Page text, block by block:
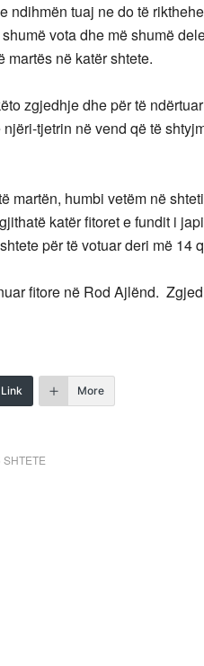
ndihmën tuaj ne do të
vota dhe më shumë
martës në katër shtete.
zgjedhje dhe për të
tjetrin në vend që të
martën, humbi vetëm në
katër fitoret e fundit i
për të votuar deri më 14
fitore në Rod Ajlënd.
More